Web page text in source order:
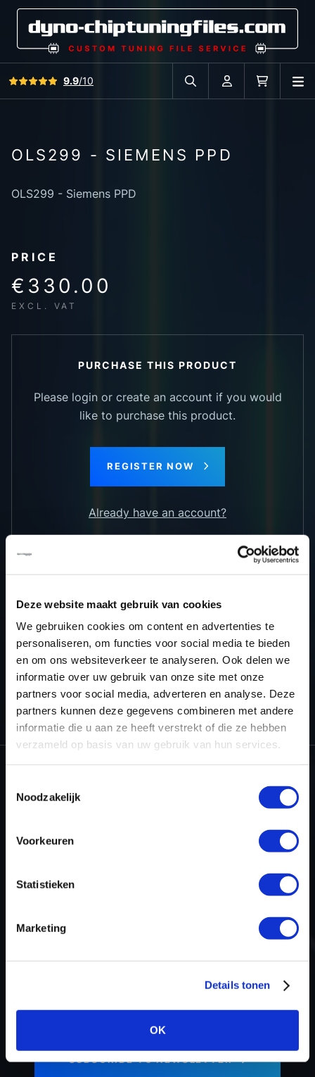
Deze website maakt gebruik van cookies
We gebruiken cookies om content en advertenties te
personaliseren, om functies voor social media te bieden
en om ons websiteverkeer te analyseren. Ook delen we
informatie over uw gebruik van onze site met onze
partners voor social media, adverteren en analyse. Deze
partners kunnen deze gegevens combineren met andere
informatie die u aan ze heeft verstrekt of die ze hebben
verzameld op basis van uw gebruik van hun services.
Noodzakelijk
Voorkeuren
Statistieken
Marketing
Details tonen
OK
View all reviews9.9/10
Search in car database
Account Cart
OLS299 - SIEMENS PPD
OLS299 - Siemens PPD
PRICE
€330.00
EXCL. VAT
PURCHASE THIS PRODUCT
Please login or create an account if you would
like to purchase this product.
REGISTER NOW
Already have an account?
HOME WINOLS RESELLER
WINOLS5 – CHECKSUM POINTS AND
UPGRADES
OLS299 - SIEMENS PPD
Stay updated with our latest news and
SUBSCRIBE TO NEWSLETTER